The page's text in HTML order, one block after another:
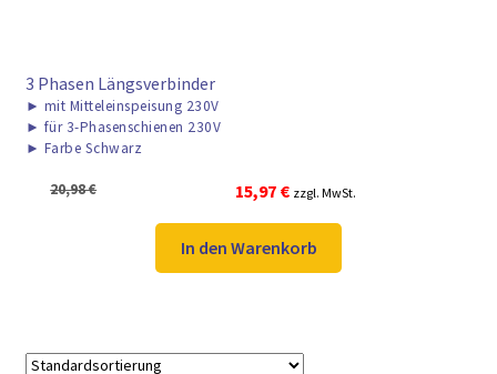
3 Phasen Längsverbinder
► mit Mitteleinspeisung 230V
► für 3-Phasenschienen 230V
► Farbe Schwarz
20,98€
Ursprünglicher
Preis
war:
20,98 €
15,97 €Aktueller
Preis
ist:
15,97 €.
zzgl. MwSt.
In den Warenkorb